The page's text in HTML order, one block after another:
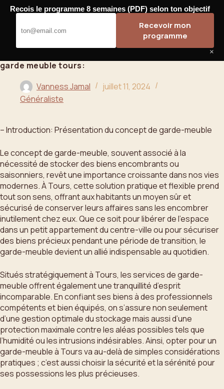
Passer
contenu
Bahoo
garde meuble tours:
Vanness Jamal
juillet 11, 2024
Généraliste
– Introduction: Présentation du concept de garde-meuble
Le concept de garde-meuble, souvent associé à la
nécessité de stocker des biens encombrants ou
saisonniers, revêt une importance croissante dans nos vies
modernes. À Tours, cette solution pratique et flexible prend
tout son sens, offrant aux habitants un moyen sûr et
sécurisé de conserver leurs affaires sans les encombrer
inutilement chez eux. Que ce soit pour libérer de l’espace
dans un petit appartement du centre-ville ou pour sécuriser
des biens précieux pendant une période de transition, le
garde-meuble devient un allié indispensable au quotidien.
Situés stratégiquement à Tours, les services de garde-
meuble offrent également une tranquillité d’esprit
incomparable. En confiant ses biens à des professionnels
compétents et bien équipés, on s’assure non seulement
d’une gestion optimale du stockage mais aussi d’une
protection maximale contre les aléas possibles tels que
l’humidité ou les intrusions indésirables. Ainsi, opter pour un
garde-meuble à Tours va au-delà de simples considérations
pratiques ; c’est aussi choisir la sécurité et la sérénité pour
ses possessions les plus précieuses.
Recois le programme 8 semaines (PDF) selon ton objectif
Recevoir mon
programme
×